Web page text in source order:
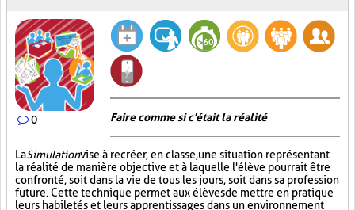
0 Faire comme si c'était la réalité
LaSimulationvise à recréer, en classe, une situation représentant
la réalité de manière objective et à laquelle l'élève pourrait être
confronté, soit dans la vie de tous les jours, soit dans sa profession
future. Cette technique permet aux élèves de mettre en pratique
leurs habiletés et leurs apprentissages dans un environnement